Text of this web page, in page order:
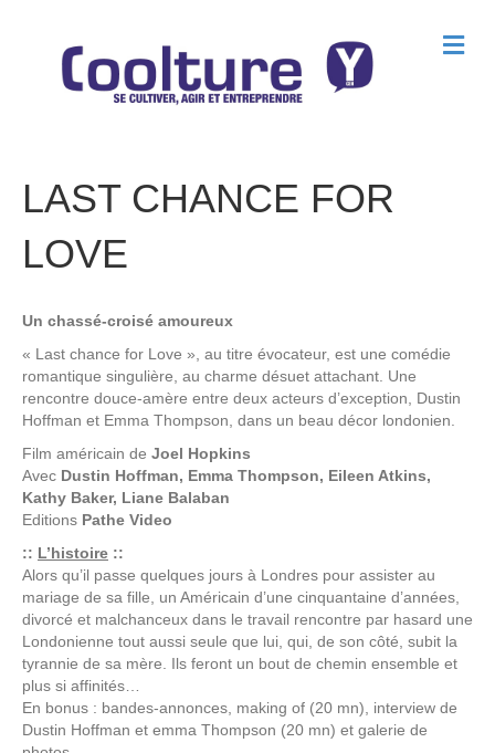
M
e
LAST CHANCE FOR
LOVE
Un chassé-croisé amoureux
« Last chance for Love », au titre évocateur, est une comédie
romantique singulière, au charme désuet attachant. Une
rencontre douce-amère entre deux acteurs d’exception, Dustin
Hoffman et Emma Thompson, dans un beau décor londonien.
Film américain de Joel Hopkins
Avec Dustin Hoffman, Emma Thompson, Eileen Atkins,
Kathy Baker, Liane Balaban
Editions Pathe Video
:: L’histoire ::
Alors qu’il passe quelques jours à Londres pour assister au
mariage de sa fille, un Américain d’une cinquantaine d’années,
divorcé et malchanceux dans le travail rencontre par hasard une
Londonienne tout aussi seule que lui, qui, de son côté, subit la
tyrannie de sa mère. Ils feront un bout de chemin ensemble et
plus si affinités…
En bonus : bandes-annonces, making of (20 mn), interview de
Dustin Hoffman et emma Thompson (20 mn) et galerie de